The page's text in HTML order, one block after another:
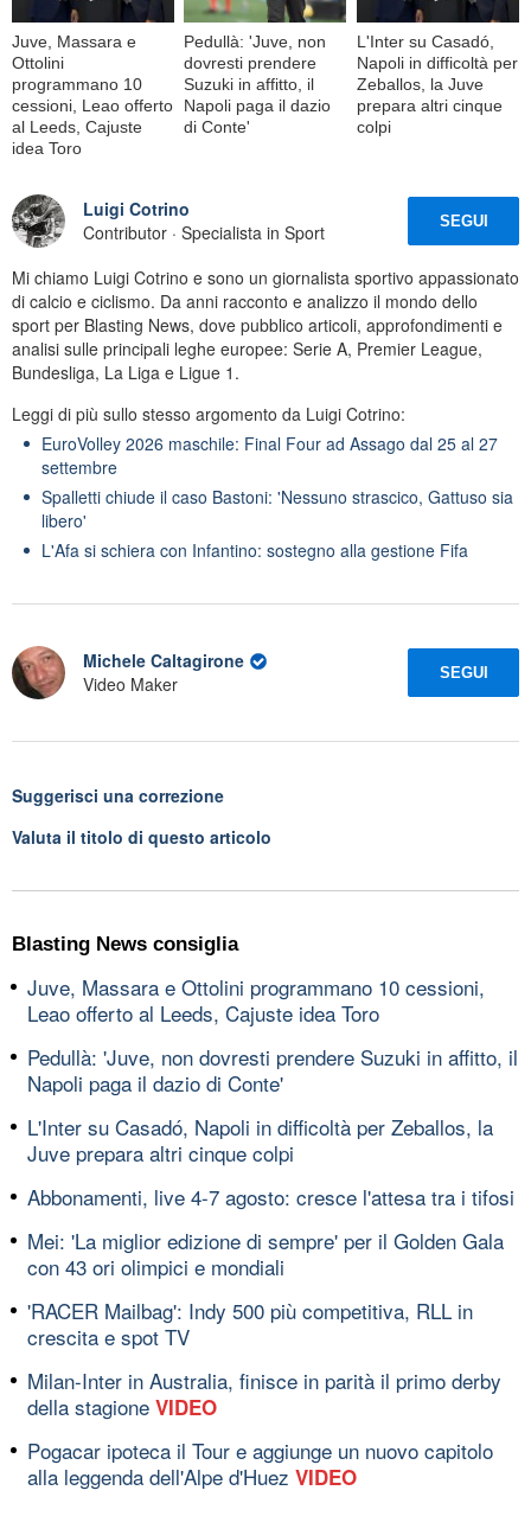
Juve, Massara e
Ottolini
programmano 10
cessioni, Leao offerto
al Leeds, Cajuste
idea Toro
Pedullà: 'Juve, non
dovresti prendere
Suzuki in affitto, il
Napoli paga il dazio
di Conte'
L'Inter su Casadó,
Napoli in difficoltà per
Zeballos, la Juve
prepara altri cinque
colpi
Luigi Cotrino
Contributor · Specialista in Sport
SEGUI
Mi chiamo Luigi Cotrino e sono un giornalista sportivo appassionato
di calcio e ciclismo. Da anni racconto e analizzo il mondo dello
sport per Blasting News, dove pubblico articoli, approfondimenti e
analisi sulle principali leghe europee: Serie A, Premier League,
Bundesliga, La Liga e Ligue 1.
Leggi di più sullo stesso argomento da Luigi Cotrino:
EuroVolley 2026 maschile: Final Four ad Assago dal 25 al 27
settembre
Spalletti chiude il caso Bastoni: 'Nessuno strascico, Gattuso sia
libero'
L'Afa si schiera con Infantino: sostegno alla gestione Fifa
Michele Caltagirone
Video Maker
SEGUI
Suggerisci una correzione
Valuta il titolo di questo articolo
Blasting News consiglia
Juve, Massara e Ottolini programmano 10 cessioni,
Leao offerto al Leeds, Cajuste idea Toro
Pedullà: 'Juve, non dovresti prendere Suzuki in affitto, il
Napoli paga il dazio di Conte'
L'Inter su Casadó, Napoli in difficoltà per Zeballos, la
Juve prepara altri cinque colpi
Abbonamenti, live 4-7 agosto: cresce l'attesa tra i tifosi
Mei: 'La miglior edizione di sempre' per il Golden Gala
con 43 ori olimpici e mondiali
'RACER Mailbag': Indy 500 più competitiva, RLL in
crescita e spot TV
Milan-Inter in Australia, finisce in parità il primo derby
della stagione VIDEO
Pogacar ipoteca il Tour e aggiunge un nuovo capitolo
alla leggenda dell'Alpe d'Huez VIDEO